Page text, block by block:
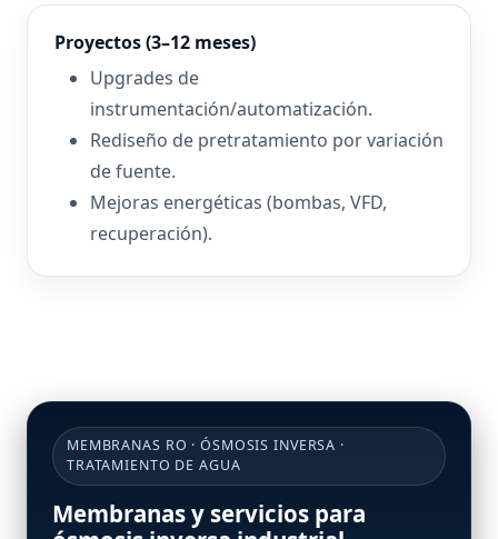
Proyectos (3–12 meses)
Upgrades de
instrumentación/automatización.
Rediseño de pretratamiento por variación
de fuente.
Mejoras energéticas (bombas, VFD,
recuperación).
MEMBRANAS RO · ÓSMOSIS INVERSA ·
TRATAMIENTO DE AGUA
Membranas y servicios para